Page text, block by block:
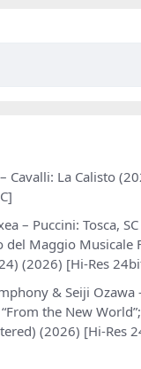
Cavalli: La Calisto
– Puccini: Tosca,
del Maggio Musicale
(2026) [Hi-Res
& Seiji Ozawa
the New
(2026) [Hi-Res